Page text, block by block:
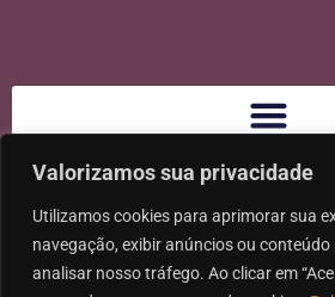
Valorizamos sua privacidade
Utilizamos cookies para aprimorar sua
navegação, exibir anúncios ou
analisar nosso tráfego. Ao clicar em